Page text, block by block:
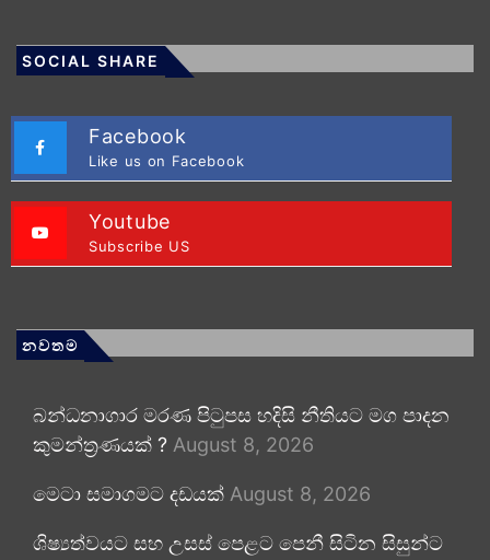
SOCIAL SHARE
Facebook
Like us on Facebook
Youtube
Subscribe US
නවතම
බන්ධනාගාර මරණ පිටුපස හදිසි නීතියට මග පාදන
කුමන්ත්‍රණයක් ? August 8, 2026
මෙටා සමාගමට දඩයක් August 8, 2026
ශිෂ්‍යත්වයට සහ උසස් පෙළට පෙනී සිටින සිසුන්ට